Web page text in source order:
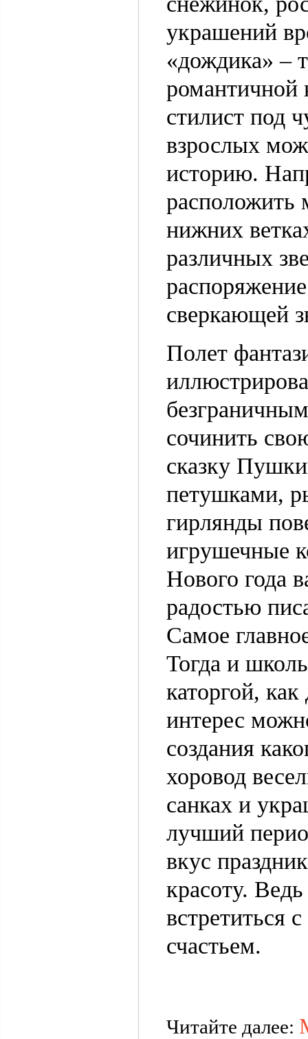
украшений
«дождика» –
романтичной
стилист под
взрослых
историю.
расположить
нижних
различных
сверкающей
Полет
сочинить
сказку
петушками,
гирлянды
игрушечные
Нового года
радостью
Самое
Тогда и
каторгой,
интерес
создания
хоровод
санках и
лучший
вкус
красоту.
встретиться
счастьем.
Читайте далее: